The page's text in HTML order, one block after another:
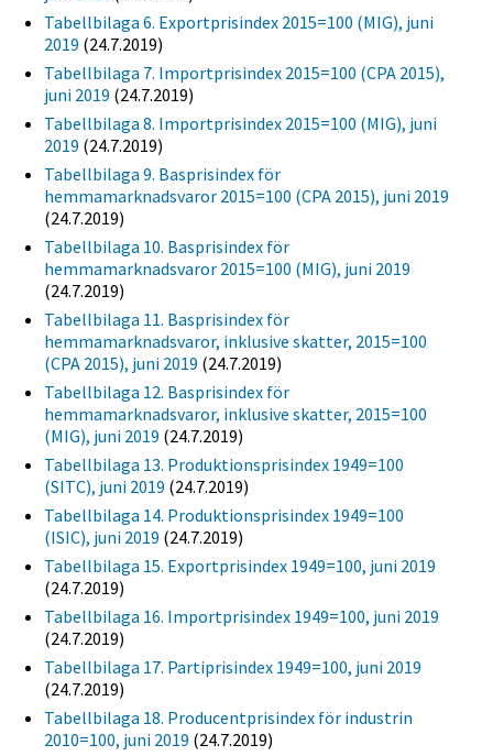
Tabellbilaga 6. Exportprisindex 2015=100 (MIG), juni
2019 (24.7.2019)
Tabellbilaga 7. Importprisindex 2015=100 (CPA 2015),
juni 2019 (24.7.2019)
Tabellbilaga 8. Importprisindex 2015=100 (MIG), juni
2019 (24.7.2019)
Tabellbilaga 9. Basprisindex för
hemmamarknadsvaror 2015=100 (CPA 2015), juni 2019
(24.7.2019)
Tabellbilaga 10. Basprisindex för
hemmamarknadsvaror 2015=100 (MIG), juni 2019
(24.7.2019)
Tabellbilaga 11. Basprisindex för
hemmamarknadsvaror, inklusive skatter, 2015=100
(CPA 2015), juni 2019 (24.7.2019)
Tabellbilaga 12. Basprisindex för
hemmamarknadsvaror, inklusive skatter, 2015=100
(MIG), juni 2019 (24.7.2019)
Tabellbilaga 13. Produktionsprisindex 1949=100
(SITC), juni 2019 (24.7.2019)
Tabellbilaga 14. Produktionsprisindex 1949=100
(ISIC), juni 2019 (24.7.2019)
Tabellbilaga 15. Exportprisindex 1949=100, juni 2019
(24.7.2019)
Tabellbilaga 16. Importprisindex 1949=100, juni 2019
(24.7.2019)
Tabellbilaga 17. Partiprisindex 1949=100, juni 2019
(24.7.2019)
Tabellbilaga 18. Producentprisindex för industrin
2010=100, juni 2019 (24.7.2019)